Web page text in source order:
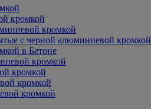
кромкой
кромкой
с черной алюминиевой кромкой
в Бетоне
кромкой
кромкой
кромкой
кромкой